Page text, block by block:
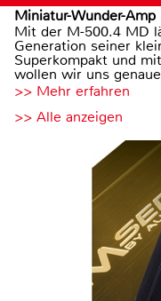
Miniatur-Wunder-Amp
Mit der M-500.4 MD
Generation seiner
Superkompakt und
wollen wir uns
>> Mehr erfahren
>> Alle anzeigen